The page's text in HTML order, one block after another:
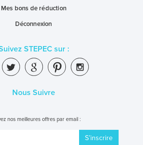
Mes bons de réduction
Déconnexion
STEPEC sur :
Nous Suivre
nos meilleures offres par email :
S’inscrire